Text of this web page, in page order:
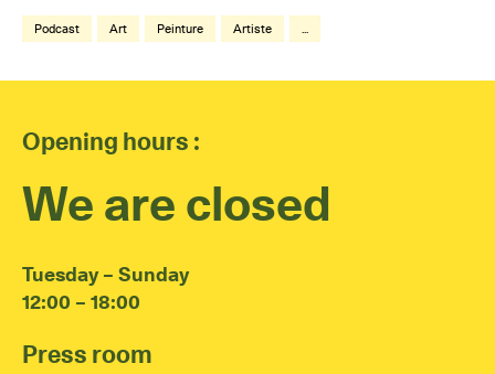
Podcast Art Peinture Artiste ...
Opening hours :
We are closed
Tuesday – Sunday
12:00 – 18:00
Press room